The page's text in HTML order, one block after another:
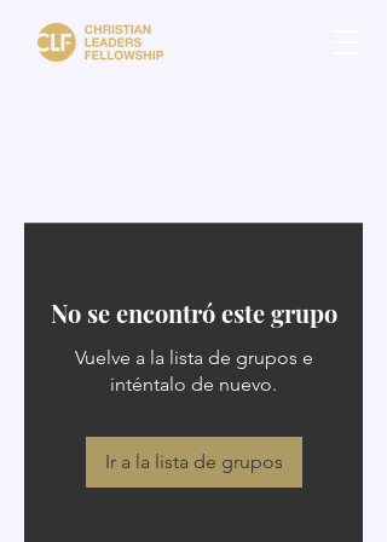
No se encontró este grupo
Vuelve a la lista de grupos e
inténtalo de nuevo.
Ir a la lista de grupos